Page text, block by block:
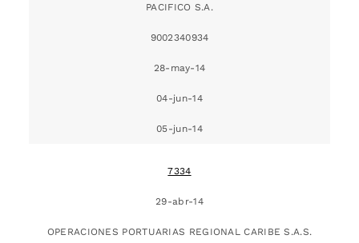
PACIFICO S.A.
9002340934
28-may-14
04-jun-14
05-jun-14
7334
29-abr-14
OPERACIONES PORTUARIAS REGIONAL CARIBE S.A.S.